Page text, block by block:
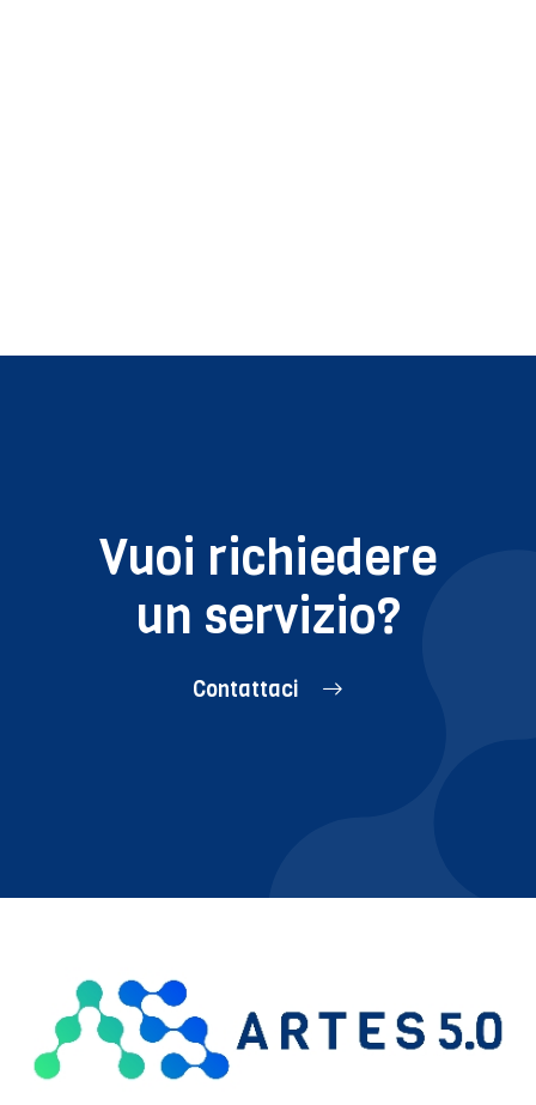
Vuoi richiedere
un servizio?
Contattaci